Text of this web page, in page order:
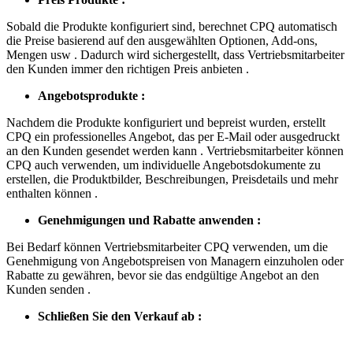
Sobald die Produkte konfiguriert sind, berechnet CPQ automatisch
die Preise basierend auf den ausgewählten Optionen, Add-ons,
Mengen usw . Dadurch wird sichergestellt, dass Vertriebsmitarbeiter
den Kunden immer den richtigen Preis anbieten .
Angebotsprodukte :
Nachdem die Produkte konfiguriert und bepreist wurden, erstellt
CPQ ein professionelles Angebot, das per E-Mail oder ausgedruckt
an den Kunden gesendet werden kann . Vertriebsmitarbeiter können
CPQ auch verwenden, um individuelle Angebotsdokumente zu
erstellen, die Produktbilder, Beschreibungen, Preisdetails und mehr
enthalten können .
Genehmigungen und Rabatte anwenden :
Bei Bedarf können Vertriebsmitarbeiter CPQ verwenden, um die
Genehmigung von Angebotspreisen von Managern einzuholen oder
Rabatte zu gewähren, bevor sie das endgültige Angebot an den
Kunden senden .
Schließen Sie den Verkauf ab :